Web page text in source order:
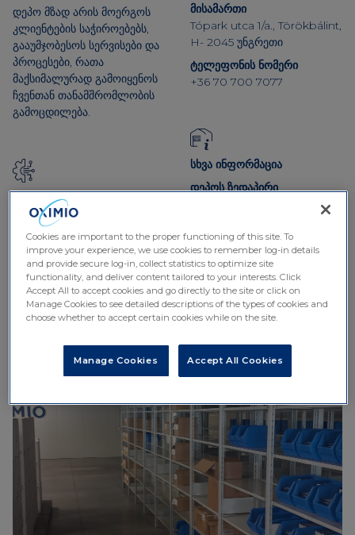
დეპო მზად არის მოერგოს
კლიენტების საჭიროებებს,
გააუმჯობესოს სერვისები და
პროცესები, რათა
მაქსიმალურად გამოიყენოს
ჩვენთან თანამშრომლობის
გამოცდილება.
თანამედროვე საწყობი
ობიექტები უახლესი
ტექნოლოგიებით და
მაღალი ტემპერატურის
კონტროლის სისტემებით
მაქსიმალური გარანტიებით.
მისამართი
Tópark utca 1/a., Törökbálint,
H- 2045 უნგრეთი
ტელეფონის ნომერი
+36 70 700 7077
სხვა ინფორმაცია
დეპოს ზედაპირი
ადგილობრივი დეპო: 1440მ
Cookies are important to the proper functioning of this site. To
improve your experience, we use cookies to remember log-in details
and provide secure log-in, collect statistics to optimize site
functionality, and deliver content tailored to your interests. Click
Accept All to accept cookies and go directly to the site or click on
Manage Cookies to see detailed descriptions of the types of cookies and
choose whether to accept certain cookies while on the site.
Accept All Cookies
Manage Cookies